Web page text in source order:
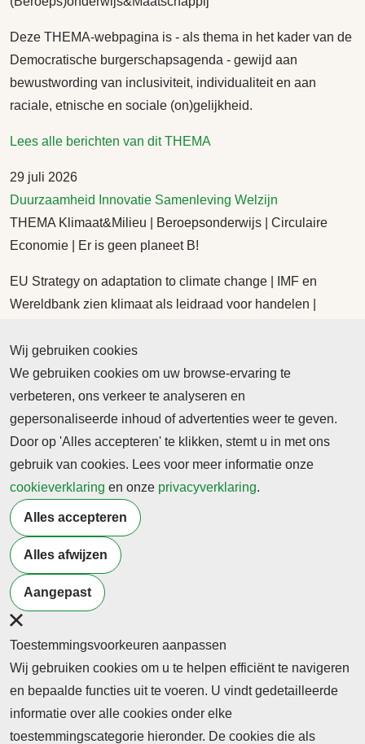
Deze THEMA-webpagina is - als thema in het kader van de
Democratische burgerschapsagenda - gewijd aan
bewustwording van inclusiviteit, individualiteit en aan
raciale, etnische en sociale (on)gelijkheid.
Lees alle berichten van dit THEMA
29 juli 2026
Duurzaamheid
Innovatie Samenleving Welzijn
THEMA Klimaat&Milieu | Beroepsonderwijs | Circulaire
Economie | Er is geen planeet B!
EU Strategy on adaptation to climate change | IMF en
Wereldbank zien klimaat als leidraad voor handelen |
achterblijven. De hoogste tijd voor een Kennisinstituut
Duurzaamheid in het beroepsonderwijs.
29 juli 2026
Innovatie Onderwijs Overheid Samenleving
THEMA Hybride leren&werken | Leeromgevingen |
Methodes | Competenties
Deze THEMA webpagina gaat in op de ontwikkeling van
hybride onderwijs- en werkmodellen.
Lees alle berichten van dit THEMA
1 2 3 ... 13
Wij gebruiken cookies
We gebruiken cookies om uw browse-ervaring te
verbeteren, ons verkeer te analyseren en
gepersonaliseerde inhoud of advertenties weer te geven.
Door op 'Alles accepteren' te klikken, stemt u in met ons
gebruik van cookies. Lees voor meer informatie onze
cookieverklaring en onze privacyverklaring.
Alles accepteren
Alles afwijzen
Aangepast
Toestemmingsvoorkeuren aanpassen
Wij gebruiken cookies om u te helpen efficiënt te navigeren
en bepaalde functies uit te voeren. U vindt gedetailleerde
informatie over alle cookies onder elke
toestemmingscategorie hieronder. De cookies die als